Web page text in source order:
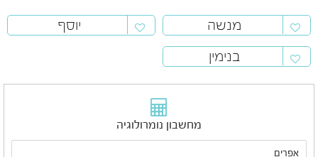
מנשה
יוסף
בנימין
מחשבון נומרולוגיה